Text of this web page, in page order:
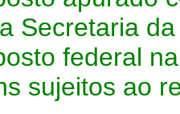
Secretaria
federal
sujeitos ao